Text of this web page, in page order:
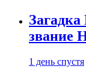
звание
1 день спустя